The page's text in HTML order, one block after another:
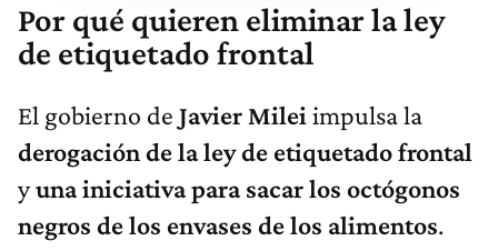
Por qué quieren eliminar la ley
de etiquetado frontal
El gobierno de Javier Milei impulsa la
derogación de la ley de etiquetado frontal
yuna iniciativa para sacar los octógonos
negros de los envases de los alimentos.